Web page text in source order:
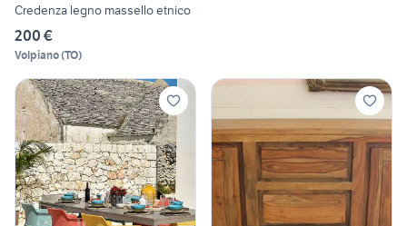
Credenza legno massello etnico
200 €
Volpiano(TO)